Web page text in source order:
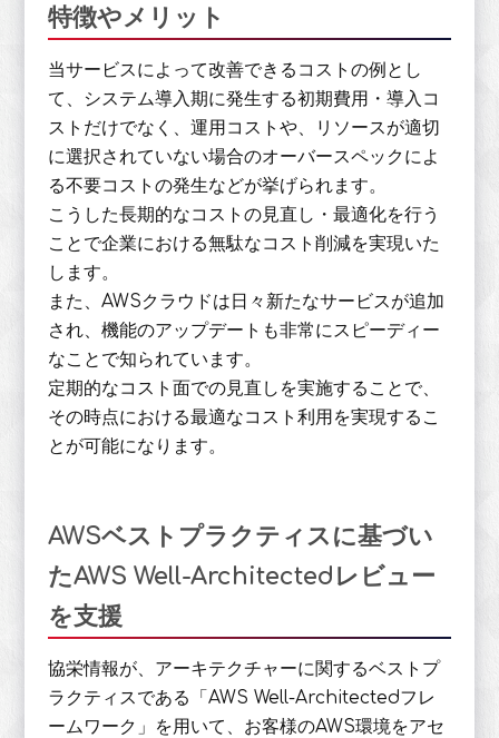
特徴やメリット
当サービスによって改善できるコストの例とし
て、システム導入期に発生する初期費用・導入コ
ストだけでなく、運用コストや、リソースが適切
に選択されていない場合のオーバースペックによ
る不要コストの発生などが挙げられます。
こうした長期的なコストの見直し・最適化を行う
ことで企業における無駄なコスト削減を実現いた
します。
また、AWSクラウドは日々新たなサービスが追加
され、機能のアップデートも非常にスピーディー
なことで知られています。
定期的なコスト面での見直しを実施することで、
その時点における最適なコスト利用を実現するこ
とが可能になります。
AWSベストプラクティスに基づい
たAWS Well-Architectedレビュー
を支援
協栄情報が、アーキテクチャーに関するベストプ
ラクティスである「AWS Well-Architectedフレ
ームワーク」を用いて、お客様のAWS環境をアセ